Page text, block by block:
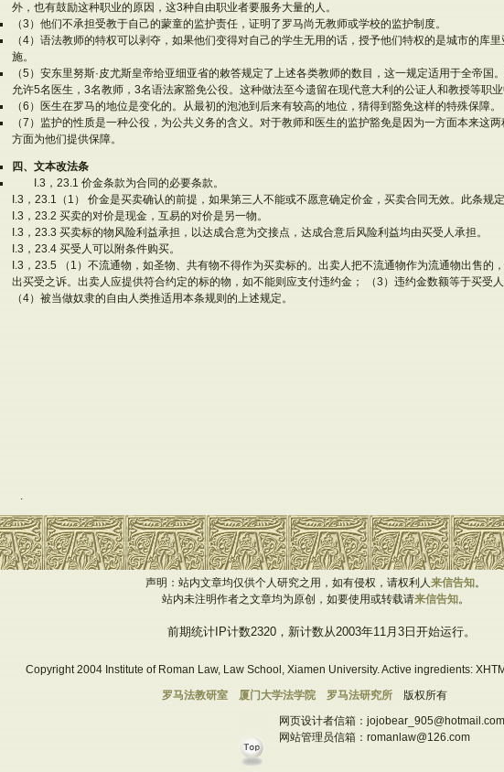
外，也有鼓励这种职业的原因，这3种自由职业者要服务大量的人。
（3）他们不承担受教于自己的蒙童的监护责任，证明了罗马尚无教师或学校的监护制度。
（4）语法教师的特权可以剥夺，如果他们变得对自己的学生无用的话，授予他们特权的是城市的库
施。
（5）安东里努斯·皮尤斯皇帝给亚细亚省的敕答规定了上述各类教师的数目，这一规定适用于全帝国
允许5名医生，3名教师，3名语法家豁免公役。这种做法至今遗留在现代意大利的公证人和教授等职业
（6）医生在罗马的地位是变化的。从最初的泡池到后来有较高的地位，猜得到豁免这样的特殊保障。
（7）监护的性质是一种公役，为公共义务的含义。对于教师和医生的监护豁免是因为一方面本来这
方面为他们提供保障。
四、文本改法条
I.3，23.1 价金条款为合同的必要条款。
I.3，23.1（1） 价金是买卖确认的前提，如果第三人不能或不愿意确定价金，买卖合同无效。此条规定
I.3，23.2 买卖的对价是现金，互易的对价是另一物。
I.3，23.3 买卖标的物风险利益承担，以达成合意为交接点，达成合意后风险利益均由买受人承担。
I.3，23.4 买受人可以附条件购买。
I.3，23.5 （1）不流通物，如圣物、共有物不得作为买卖标的。出卖人把不流通物作为流通物出售的
出买受之诉。出卖人应提供符合约定的标的物，如不能则应支付违约金； （3）违约金数额等于买受
（4）被当做奴隶的自由人类推适用本条规则的上述规定。
.
声明：站内文章均仅供个人研究之用，如有侵权，请权利人来信告知。
站内未注明作者之文章均为原创，如要使用或转载请来信告知。
前期统计IP计数2320，新计数从2003年11月3日开始运行。
Copyright 2004 Institute of Roman Law, Law School, Xiamen University. Active ingredients:
罗马法教研室
厦门大学法学院 罗马法研究所 版权所有
网页设计者信箱：jojobear_905@hotmail.com
网站管理员信箱：romanlaw@126.com